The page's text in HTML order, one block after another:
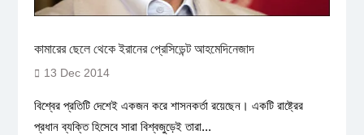
কামারের ছেলে থেকে ইরানের প্রেসিডেন্ট আহমেদিনেজাদ
13 Dec 2014
বিশ্বের প্রতিটি দেশেই একজন করে শাসনকর্তা রয়েছেন। একটি রাষ্ট্রের
প্রধান ব্যক্তি হিসেবে সারা বিশ্বজুড়েই তারা...